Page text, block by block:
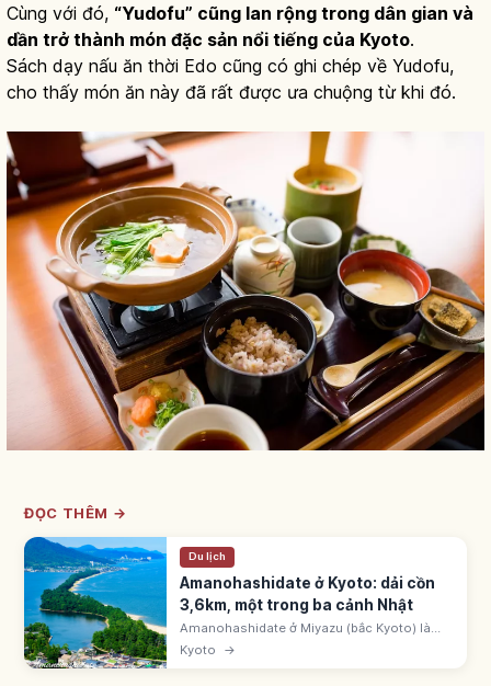
Cùng với đó, “Yudofu” cũng lan rộng trong dân gian và
dần trở thành món đặc sản nổi tiếng của Kyoto.
Sách dạy nấu ăn thời Edo cũng có ghi chép về Yudofu,
cho thấy món ăn này đã rất được ưa chuộng từ khi đó.
ĐỌC THÊM →
Du lịch
Amanohashidate ở Kyoto: dải cồn
3,6km, một trong ba cảnh Nhật
Amanohashidate ở Miyazu (bắc Kyoto) là
một trong 'Nihon Sankei' cùng Matsushima
và Miyajima, dải cồn 3,6km phủ 6.700 cây
Kyoto →